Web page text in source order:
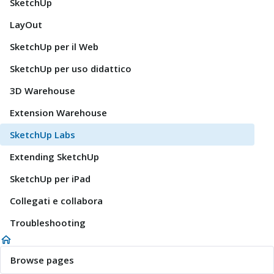
SketchUp
LayOut
SketchUp per il Web
SketchUp per uso didattico
3D Warehouse
Extension Warehouse
SketchUp Labs
Extending SketchUp
SketchUp per iPad
Collegati e collabora
Troubleshooting
Browse pages